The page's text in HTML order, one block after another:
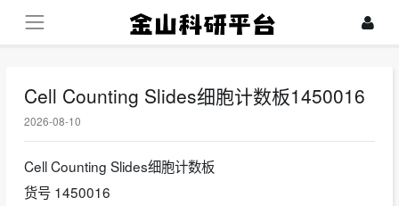
Cell Counting Slides细胞计数板1450016
2026-08-10
Cell Counting Slides细胞计数板
货号 1450016